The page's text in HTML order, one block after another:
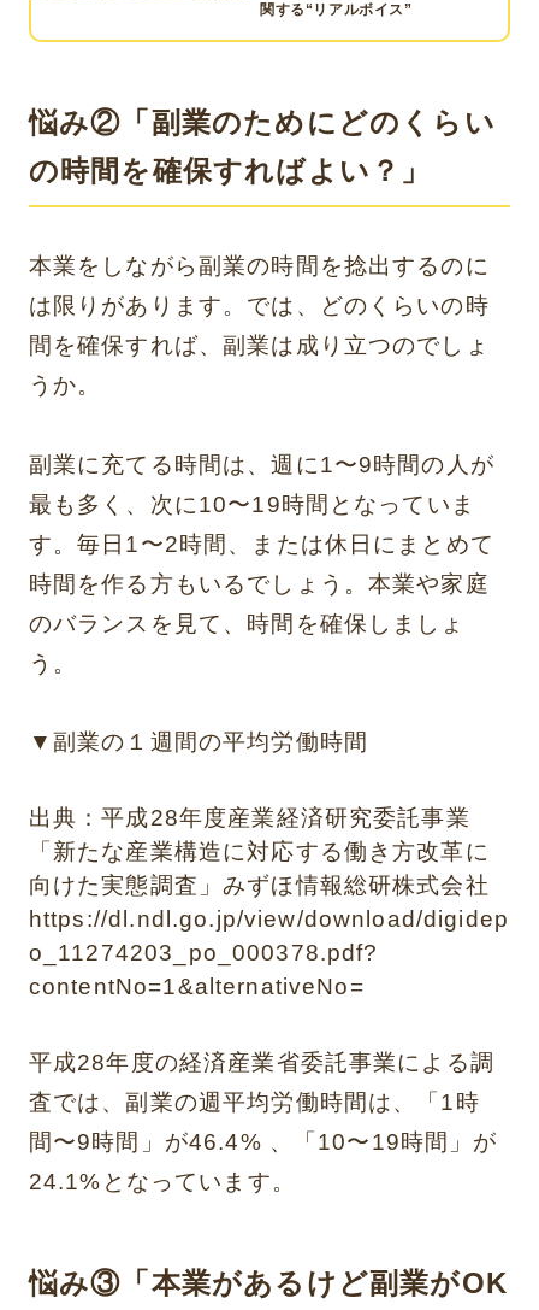
関する“リアルボイス”
悩み②「副業のためにどのくらい
の時間を確保すればよい？」
本業をしながら副業の時間を捻出するのに
は限りがあります。では、どのくらいの時
間を確保すれば、副業は成り立つのでしょ
うか。
副業に充てる時間は、週に1〜9時間の人が
最も多く、次に10〜19時間となっていま
す。毎日1〜2時間、または休日にまとめて
時間を作る方もいるでしょう。本業や家庭
のバランスを見て、時間を確保しましょ
う。
▼副業の１週間の平均労働時間
出典：平成28年度産業経済研究委託事業
「新たな産業構造に対応する働き方改革に
向けた実態調査」みずほ情報総研株式会社
https://dl.ndl.go.jp/view/download/digidep
o_11274203_po_000378.pdf?
contentNo=1&alternativeNo=
平成28年度の経済産業省委託事業による調
査では、副業の週平均労働時間は、「1時
間〜9時間」が46.4% 、「10〜19時間」が
24.1%となっています。
悩み③「本業があるけど副業がOK